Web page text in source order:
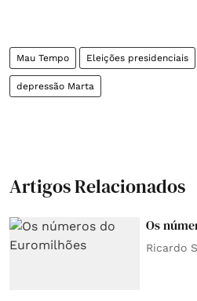
Mau Tempo Eleições presidenciais
depressão Marta
Artigos Relacionados
Os
Ricardo